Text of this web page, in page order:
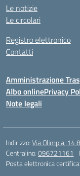
Le notizie
Le circolari
Registro elettronico
Contatti
Amministrazione
Albo onlinePrivacy
Note legali
Indirizzo:Via Olimpia, 14
Centralino:096721161
Posta elettronica